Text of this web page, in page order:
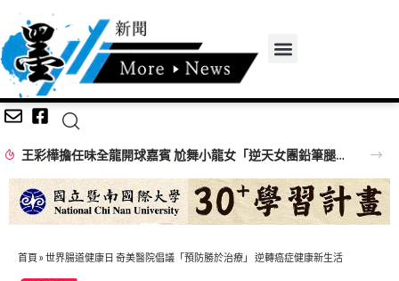
王彩樺擔任味全龍開球嘉賓 尬舞小龍女「逆天女團鉛筆腿」搶鏡
首頁 » 世界腸道健康日 奇美醫院倡議「預防勝於治療」 逆轉癌症健康新生活